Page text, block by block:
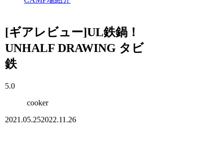
[ギアレビュー]UL鉄鍋！
UNHALF DRAWING タビ
鉄
5.0
cooker
2021.05.252022.11.26